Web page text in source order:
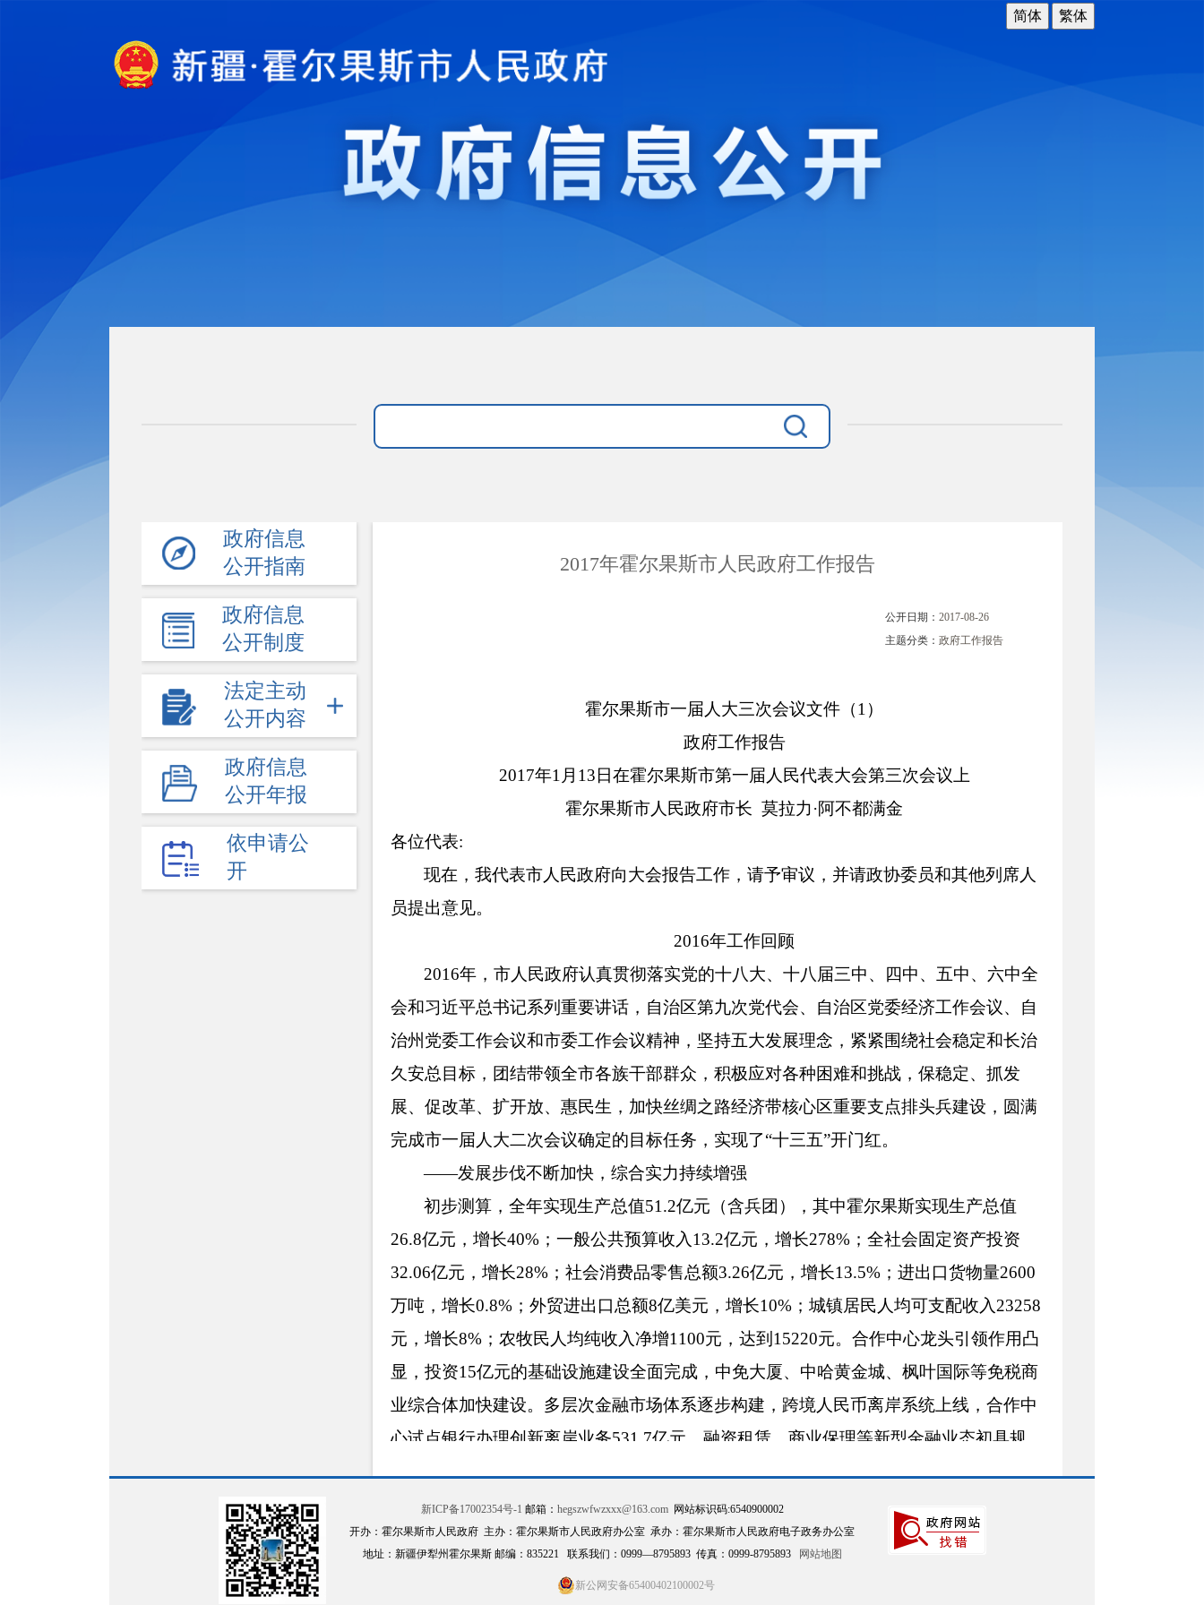
政府信息
公开指南
政府信息
公开制度
法定主动
公开内容
政府信息
公开年报
依申请公
开
2017年霍尔果斯市人民政府工作报告
公开日期： 2017-08-26
主题分类： 政府工作报告
霍尔果斯市一届人大三次会议文件（1）
政府工作报告
2017年1月13日在霍尔果斯市第一届人民代表大会第三次会议上
霍尔果斯市人民政府市长 莫拉力·阿不都满金
各位代表:
现在，我代表市人民政府向大会报告工作，请予审议，并请政协委员和其他列席人
员提出意见。
2016年工作回顾
2016年，市人民政府认真贯彻落实党的十八大、十八届三中、四中、五中、六中全
会和习近平总书记系列重要讲话，自治区第九次党代会、自治区党委经济工作会议、自
治州党委工作会议和市委工作会议精神，坚持五大发展理念，紧紧围绕社会稳定和长治
久安总目标，团结带领全市各族干部群众，积极应对各种困难和挑战，保稳定、抓发
展、促改革、扩开放、惠民生，加快丝绸之路经济带核心区重要支点排头兵建设，圆满
完成市一届人大二次会议确定的目标任务，实现了“十三五”开门红。
――发展步伐不断加快，综合实力持续增强
初步测算，全年实现生产总值51.2亿元（含兵团），其中霍尔果斯实现生产总值
26.8亿元，增长40%；一般公共预算收入13.2亿元，增长278%；全社会固定资产投资
32.06亿元，增长28%；社会消费品零售总额3.26亿元，增长13.5%；进出口货物量2600
万吨，增长0.8%；外贸进出口总额8亿美元，增长10%；城镇居民人均可支配收入23258
元，增长8%；农牧民人均纯收入净增1100元，达到15220元。合作中心龙头引领作用凸
显，投资15亿元的基础设施建设全面完成，中免大厦、中哈黄金城、枫叶国际等免税商
业综合体加快建设。多层次金融市场体系逐步构建，跨境人民币离岸系统上线，合作中
心试点银行办理创新离岸业务531.7亿元，融资租赁、商业保理等新型金融业态初具规
人次，增长36.4%。配套区20万平方米标准化厂房建成投用，博士皓、兆丰和、麦客、
瑾禾等17家企业入驻。南部联检区（第六代国门）后续工程全面推进，国际客运站项目
新ICP备17002354号-1 邮箱： hegszwfwzxxx@163.com网站标识码:6540900002
开办：霍尔果斯市人民政府 主办：霍尔果斯市人民政府办公室 承办：霍尔果斯市人民政府电子政务办公室
地址：新疆伊犁州霍尔果斯 邮编：835221 联系我们：0999—8795893 传真：0999-8795893
网站地图
新公网安备65400402100002号